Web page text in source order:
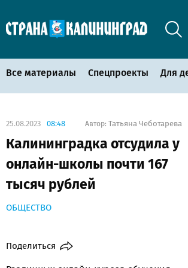
Все материалы Спецпроекты Для
25.08.2023 08:48 Автор: Татьяна Чеботарева
Калининградка отсудила у
онлайн-школы почти 167
тысяч рублей
ОБЩЕСТВО
Поделиться